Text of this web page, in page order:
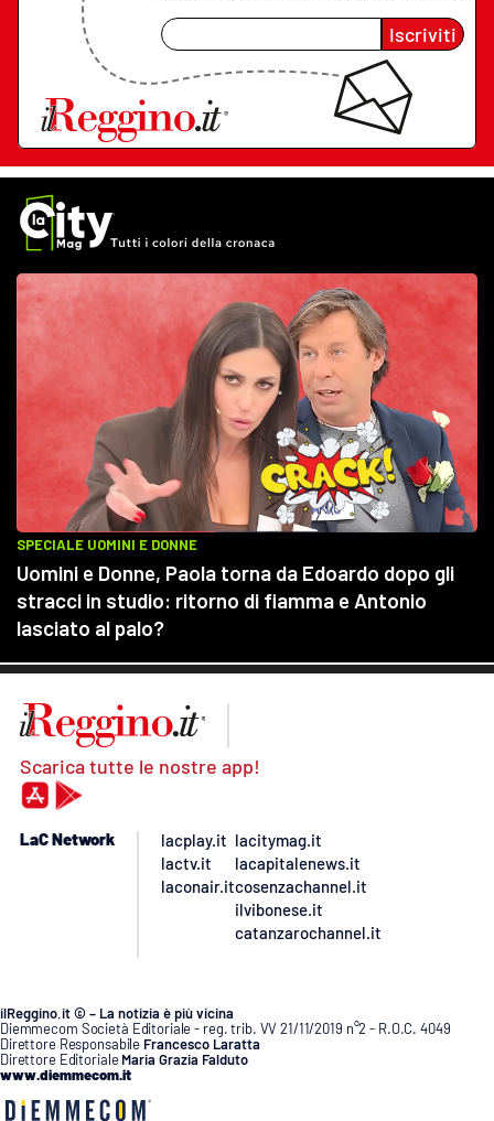
Iscriviti
Scarica tutte le nostre app!
LaC Network
lacplay.it
lactv.it
laconair.it
lacitymag.it
lacapitalenews.it
cosenzachannel.it
ilvibonese.it
catanzarochannel.it
ilReggino.it © – La notizia è più vicina
Diemmecom Società Editoriale - reg. trib. VV 21/11/2019 n°2 - R.O.C. 4049
Direttore Responsabile Francesco Laratta
Direttore Editoriale Maria Grazia Falduto
www.diemmecom.it